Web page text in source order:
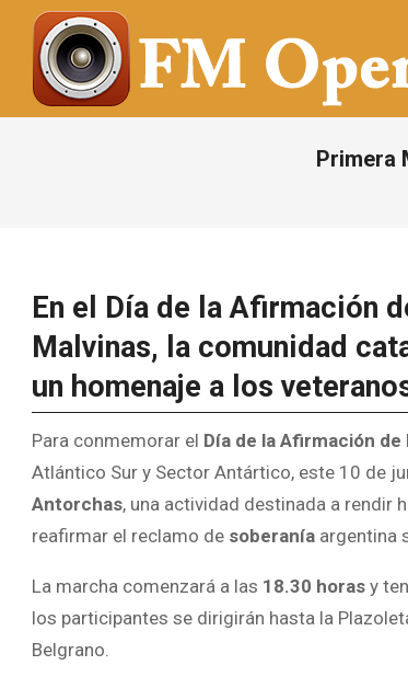
Saltar
contenido
FM
Primera
En el Día de la Afirmación
Malvinas, la comunidad
un homenaje a los
Para conmemorar el Día de la Afirmación
Atlántico Sur y Sector Antártico, este 10 de
Antorchas, una actividad destinada a rendir
reafirmar el reclamo de soberanía argentina
La marcha comenzará a las 18.30 horas y
los participantes se dirigirán hasta la
Belgrano.